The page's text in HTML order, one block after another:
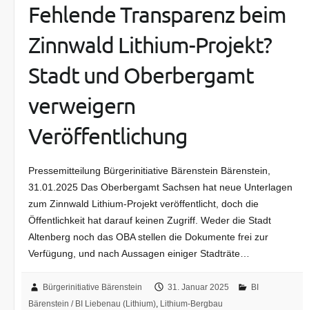
Fehlende Transparenz beim
Zinnwald Lithium-Projekt?
Stadt und Oberbergamt
verweigern
Veröffentlichung
Pressemitteilung Bürgerinitiative Bärenstein Bärenstein,
31.01.2025 Das Oberbergamt Sachsen hat neue Unterlagen
zum Zinnwald Lithium-Projekt veröffentlicht, doch die
Öffentlichkeit hat darauf keinen Zugriff. Weder die Stadt
Altenberg noch das OBA stellen die Dokumente frei zur
Verfügung, und nach Aussagen einiger Stadträte…
Bürgerinitiative Bärenstein 31. Januar 2025
BI
Bärenstein / BI Liebenau (Lithium), Lithium-Bergbau